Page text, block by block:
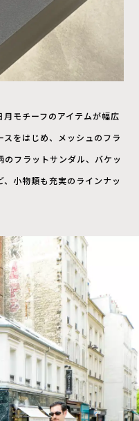
モチーフのアイテムが幅広
をはじめ、メッシュのフラ
フラットサンダル、バケッ
小物類も充実のラインナッ